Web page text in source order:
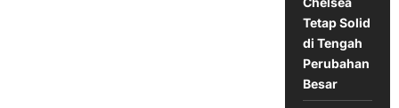
Tetap Solid
di Tengah
Perubahan
Besar